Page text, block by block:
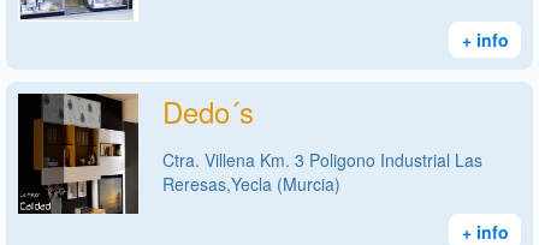
+ info
Dedo´s
Ctra. Villena Km. 3 Poligono Industrial Las
Reresas,Yecla (Murcia)
+ info